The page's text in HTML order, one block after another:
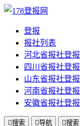
登报
报社列表
河北省报社登报
四川省报社登报
山东省报社登报
河南省报社登报
安徽省报社登报
搜索 导航 搜索